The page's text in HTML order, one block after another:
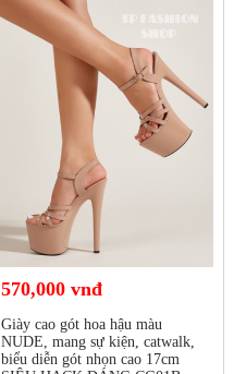
570,000 vnđ
Giày cao gót hoa hậu màu
NUDE, mang sự kiện, catwalk,
biểu diễn gót nhọn cao 17cm